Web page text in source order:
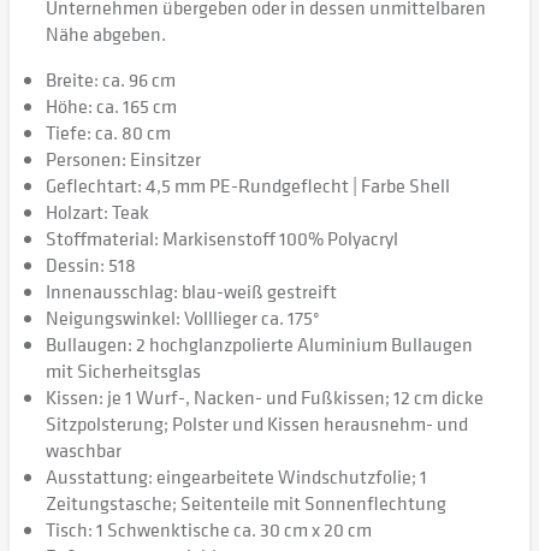
Unternehmen übergeben oder in dessen unmittelbaren
Nähe abgeben.
Breite: ca. 96 cm
Höhe: ca. 165 cm
Tiefe: ca. 80 cm
Personen: Einsitzer
Geflechtart: 4,5 mm PE-Rundgeflecht | Farbe Shell
Holzart: Teak
Stoffmaterial: Markisenstoff 100% Polyacryl
Dessin: 518
Innenausschlag: blau-weiß gestreift
Neigungswinkel: Volllieger ca. 175°
Bullaugen: 2 hochglanzpolierte Aluminium Bullaugen
mit Sicherheitsglas
Kissen: je 1 Wurf-, Nacken- und Fußkissen; 12 cm dicke
Sitzpolsterung; Polster und Kissen herausnehm- und
waschbar
Ausstattung: eingearbeitete Windschutzfolie; 1
Zeitungstasche; Seitenteile mit Sonnenflechtung
Tisch: 1 Schwenktische ca. 30 cm x 20 cm